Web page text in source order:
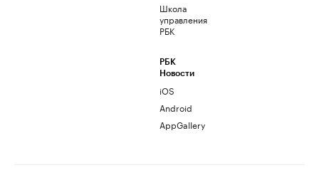
Школа
управления
РБК
РБК
Новости
iOS
Android
AppGallery